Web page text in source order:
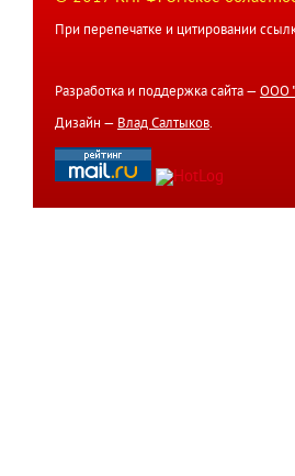
При перепечатке и цитировании
Разработка и поддержка сайта — ООО
Дизайн — Влад Салтыков.